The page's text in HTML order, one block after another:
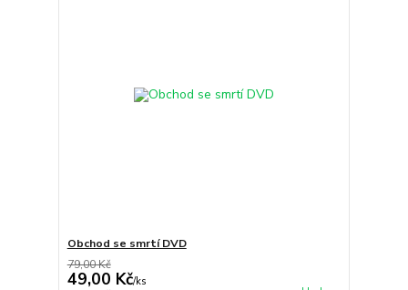
Obchod se smrtí DVD
79,00 Kč
49,00 Kč/ks